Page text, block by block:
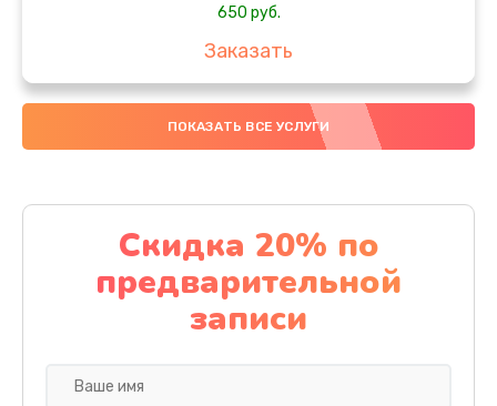
650 руб.
Заказать
Замена аккумулятора
4000 руб.
Замена материнской платы
1100 руб.
Заказать
ПОКАЗАТЬ ВСЕ УСЛУГИ
Скидка 20% по
предварительной
записи